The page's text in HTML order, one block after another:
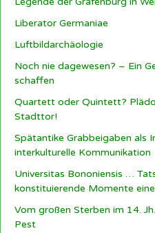
Liberator Germaniae
Luftbildarchäologie
Noch nie dagewesen? – Ein
schaffen
Quartett oder Quintett?
Stadttor!
Spätantike Grabbeigaben als
interkulturelle Kommunikation
Universitas Bononiensis …
konstituierende Momente
Vom großen Sterben im 14.
Pest